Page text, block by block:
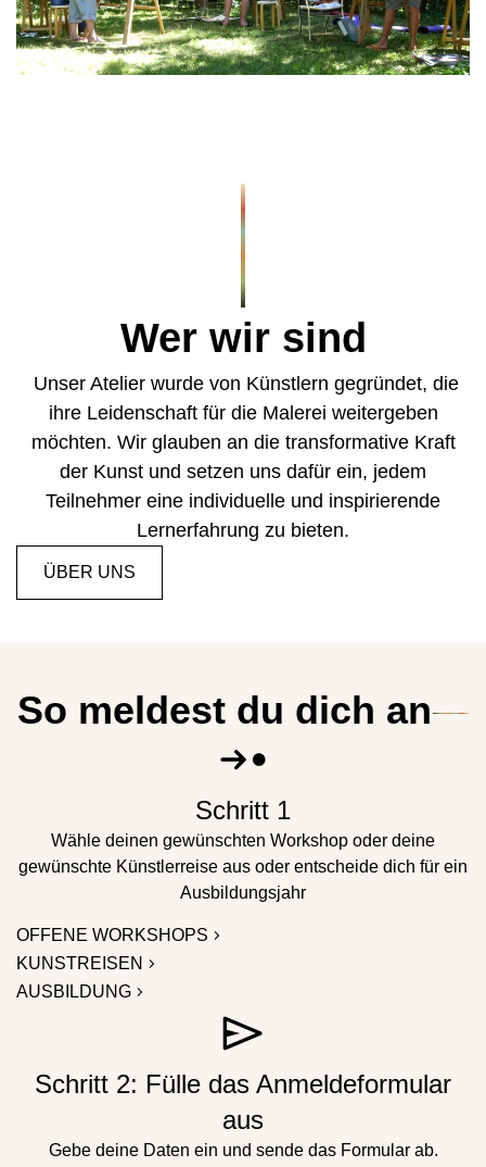
Wer wir sind
Unser Atelier wurde von Künstlern gegründet, die
ihre Leidenschaft für die Malerei weitergeben
möchten. Wir glauben an die transformative Kraft
der Kunst und setzen uns dafür ein, jedem
Teilnehmer eine individuelle und inspirierende
Lernerfahrung zu bieten.
ÜBER UNS
So meldest du dich an
Schritt 1
Wähle deinen gewünschten Workshop oder deine
gewünschte Künstlerreise aus oder entscheide dich für ein
Ausbildungsjahr
OFFENE WORKSHOPS
KUNSTREISEN
AUSBILDUNG
Schritt 2: Fülle das Anmeldeformular
aus
Gebe deine Daten ein und sende das Formular ab.